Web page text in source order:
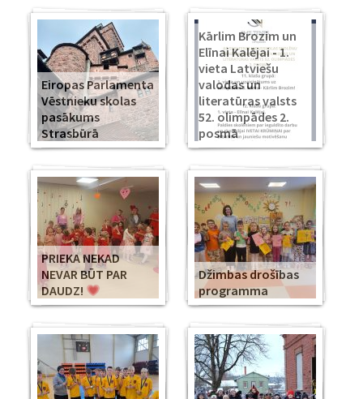
Eiropas Parlamenta
Vēstnieku skolas
pasākums
Strasbūrā
Kārlim Brozim un
Elīnai Kalējai - 1.
vieta Latviešu
valodas un
literatūras valsts
52. olimpādes 2.
posmā
PRIEKA NEKAD
NEVAR BŪT PAR
DAUDZ!
Džimbas drošības
programma